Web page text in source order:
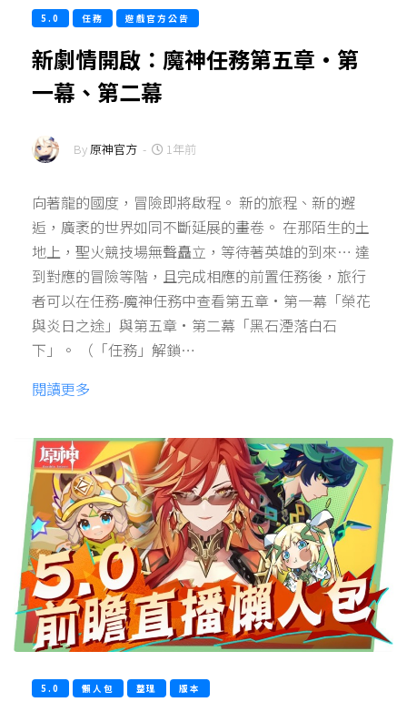
5.0 任務 遊戲官方公告
新劇情開啟：魔神任務第五章·第
一幕、第二幕
By原神官方 - 1年前
向著龍的國度，冒險即將啟程。 新的旅程、新的邂
逅，廣袤的世界如同不斷延展的畫卷。 在那陌生的土
地上，聖火競技場無聲矗立，等待著英雄的到來… 達
到對應的冒險等階，且完成相應的前置任務後，旅行
者可以在任務-魔神任務中查看第五章·第一幕「榮花
與炎日之途」與第五章·第二幕「黑石湮落白石
下」。 （「任務」解鎖…
閱讀更多
5.0 懶人包 整理 版本